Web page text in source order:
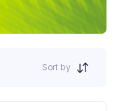
Sort by